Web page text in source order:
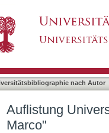
nach Autor
Auflistung
Marco"